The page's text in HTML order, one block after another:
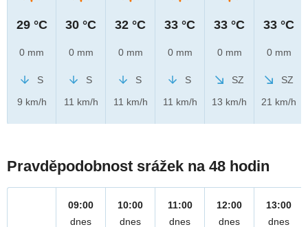
29 °C
0 mm
S
9 km/h
30 °C
0 mm
S
11 km/h
32 °C
0 mm
S
11 km/h
33 °C
0 mm
S
11 km/h
33 °C
0 mm
SZ
13 km/h
33 °C
0 mm
SZ
21 km/h
Pravděpodobnost srážek na 48 hodin
09:00
dnes
10:00
dnes
11:00
dnes
12:00
dnes
13:00
dnes